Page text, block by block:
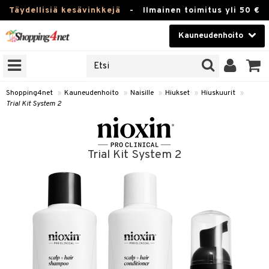
Täydellisiä kesävinkkejä - Ilmainen toimitus yli 50 €
Kauneudenhoito
Kauneudenhoito
Piilolinssit
Koti & Sisustus
Lelut, Lapsi & Vauva
Tuotemerkkejä
Kampanjat
Shopping4net » Kauneudenhoito » Naisille » Hiukset » Hiuskuurit »
Trial Kit System 2
Trial Kit System 2
/ Kammat